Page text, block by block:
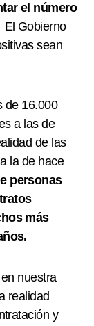
el número
Gobierno
sean
de 16.000
a las de
de las
la de hace
personas
más
nuestra
realidad
y